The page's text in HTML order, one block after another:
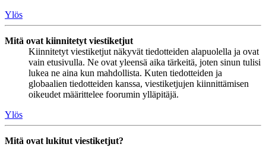
Ylös
Mitä ovat kiinnitetyt viestiketjut
Kiinnitetyt viestiketjut näkyvät tiedotteiden alapuolella ja ovat
vain etusivulla. Ne ovat yleensä aika tärkeitä, joten sinun tulisi
lukea ne aina kun mahdollista. Kuten tiedotteiden ja
globaalien tiedotteiden kanssa, viestiketjujen kiinnittämisen
oikeudet määrittelee foorumin ylläpitäjä.
Ylös
Mitä ovat lukitut viestiketjut?